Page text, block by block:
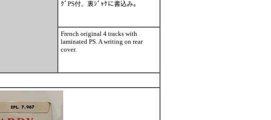
ｸﾞPS付。裏ｼﾞｬｹに書込み｡
French original 4 tracks with
laminated PS. A writing on rear
cover.